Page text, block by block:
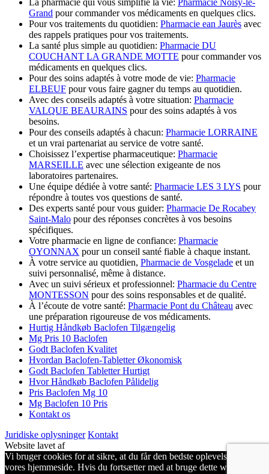
Grand pour commander vos médicaments en quelques clics.
Pour vos traitements du quotidien: Pharmacie ean Jaurès avec
des rappels pratiques pour vos traitements.
La santé plus simple au quotidien: Pharmacie DU
COUCHANT LA GRANDE MOTTE pour commander vos
médicaments en quelques clics.
Pour des soins adaptés à votre mode de vie: Pharmacie
ELBEUF pour vous faire gagner du temps au quotidien.
Avec des conseils adaptés à votre situation: Pharmacie
VALQUE BEAURAINS pour des soins adaptés à vos
besoins.
Pour des conseils adaptés à chacun: Pharmacie LORRAINE
et un vrai partenariat au service de votre santé.
Choisissez l’expertise pharmaceutique: Pharmacie
MARSEILLE avec une sélection exigeante de nos
laboratoires partenaires.
Une équipe dédiée à votre santé: Pharmacie LES 3 LYS pour
répondre à toutes vos questions de santé.
Des experts santé pour vous guider: Pharmacie De Rocabey
Saint-Malo pour des réponses concrètes à vos besoins
spécifiques.
Votre pharmacie en ligne de confiance: Pharmacie
OYONNAX pour un conseil santé fiable à chaque instant.
À votre service au quotidien, Pharmacie de Vosgelade et un
suivi personnalisé, même à distance.
Avec un suivi sérieux et professionnel: Pharmacie du Centre
MONTESSON pour des soins responsables et de qualité.
À l’écoute de votre santé: Pharmacie Pont du Château avec
une préparation rigoureuse de vos médicaments.
Hurtig Håndkøb Baclofen Tilgængelig
Mg Pris 10 Baclofen
Godt Baclofen Kvalitet
Hvordan Baclofen-Tabletter Økonomisk
Godt Baclofen Tabletter Hurtigt
Hvor Håndkøb Baclofen Pålidelig
Pris Baclofen Mg 10
Mg Baclofen 10 Pris
Kontakt os
Juridiske oplysninger Kontakt
Website lavet af
Vi bruger cookies for at sikre, at du får den bedste oplevelse på
vores hjemmeside. Hvis du fortsætter med at bruge dette websted,